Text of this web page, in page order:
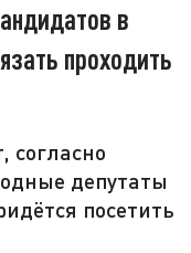
в
проходить
согласно
депутаты
посетить